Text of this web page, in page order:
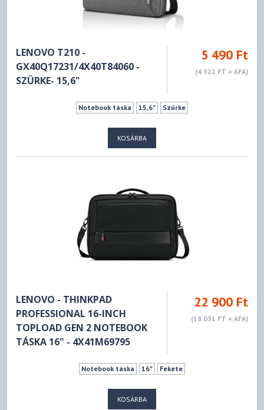
LENOVO T210 -
GX40Q17231/4X40T84060 -
SZÜRKE- 15,6"
5 490 Ft
(4 322 FT + ÁFA)
Notebook táska 15,6" Szürke
KOSÁRBA
LENOVO - THINKPAD
PROFESSIONAL 16-INCH
TOPLOAD GEN 2 NOTEBOOK
TÁSKA 16" - 4X41M69795
22 900 Ft
(18 031 FT + ÁFA)
Notebook táska 16" Fekete
KOSÁRBA